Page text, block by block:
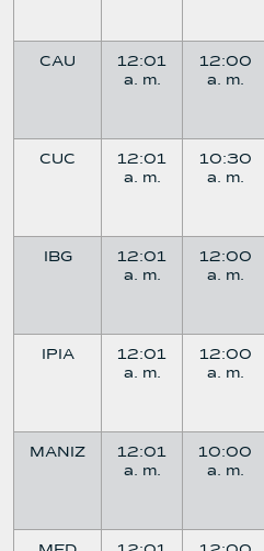
CAU
12:01
a. m.
12:00
a. m.
CUC
12:01
a. m.
10:30
a. m.
IBG
12:01
a. m.
12:00
a. m.
IPIA
12:01
a. m.
12:00
a. m.
MANIZ
12:01
a. m.
10:00
a. m.